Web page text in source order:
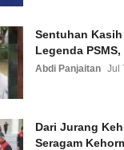
Sentuhan
Legenda
Abdi Panjaitan Jul
Dari Jurang
Seragam